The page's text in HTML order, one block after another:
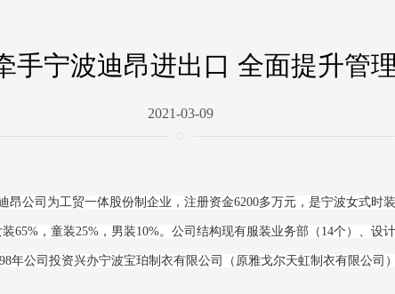
手宁波迪昂进出口 全面提升管
2021-03-09
公司为工贸一体股份制企业，注册资金6200多万元，是宁波女式时
65%，童装25%，男装10%。 公司结构现有服装业务部（14个）、设
年公司投资兴办宁波宝珀制衣有限公司（原雅戈尔天虹制衣有限公司）